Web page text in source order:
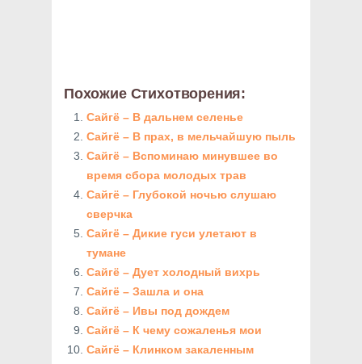
Похожие Стихотворения:
Сайгё – В дальнем селенье
Сайгё – В прах, в мельчайшую пыль
Сайгё – Вспоминаю минувшее во
время сбора молодых трав
Сайгё – Глубокой ночью слушаю
сверчка
Сайгё – Дикие гуси улетают в
тумане
Сайгё – Дует холодный вихрь
Сайгё – Зашла и она
Сайгё – Ивы под дождем
Сайгё – К чему сожаленья мои
Сайгё – Клинком закаленным